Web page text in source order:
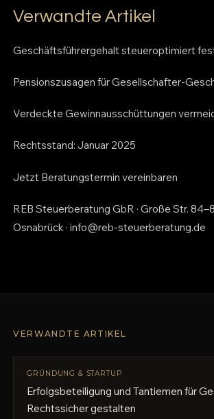
Verwandte Artikel
Geschäftsführergehalt steueroptimiert
Pensionszusagen für Gesellschafter-
Verdeckte Gewinnausschüttungen
Rechtsstand: Januar 2025
Jetzt Beratungstermin vereinbaren
REB Steuerberatung GbR · Große Str.
Osnabrück · info@reb-steuerberatung.de
VERWANDTE ARTIKEL
GRÜNDUNG & STARTUP
Erfolgsbeteiligung und Tantiemen für
Rechtssicher gestalten